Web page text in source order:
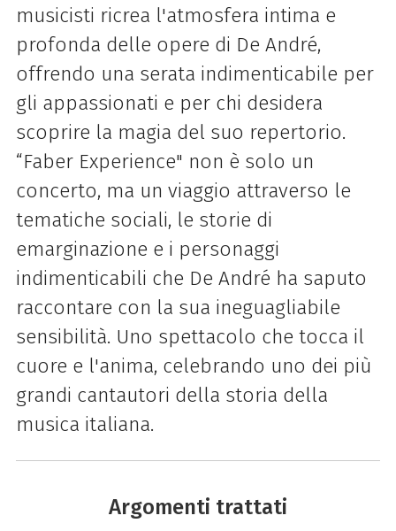
musicisti ricrea l'atmosfera intima e
profonda delle opere di De André,
offrendo una serata indimenticabile per
gli appassionati e per chi desidera
scoprire la magia del suo repertorio.
“Faber Experience" non è solo un
concerto, ma un viaggio attraverso le
tematiche sociali, le storie di
emarginazione e i personaggi
indimenticabili che De André ha saputo
raccontare con la sua ineguagliabile
sensibilità. Uno spettacolo che tocca il
cuore e l'anima, celebrando uno dei più
grandi cantautori della storia della
musica italiana.
Argomenti trattati